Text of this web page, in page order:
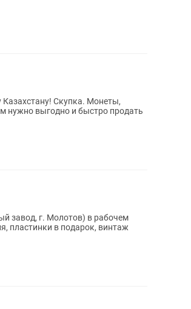
Казахстану! Скупка. Монеты,
нужно выгодно и быстро продать
завод, г. Молотов) в рабочем
пластинки в подарок, винтаж